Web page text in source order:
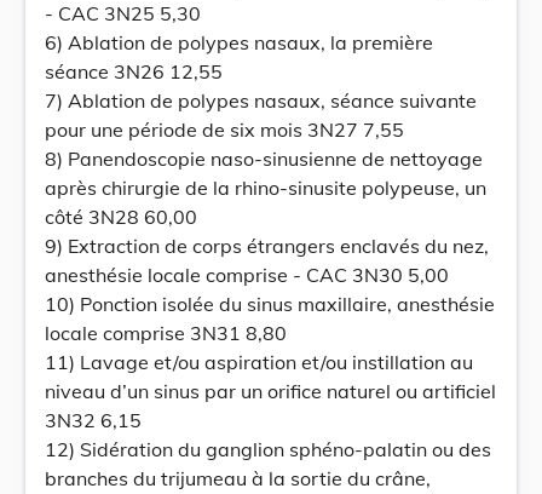
- CAC 3N25 5,30
6) Ablation de polypes nasaux, la première
séance 3N26 12,55
7) Ablation de polypes nasaux, séance suivante
pour une période de six mois 3N27 7,55
8) Panendoscopie naso-sinusienne de nettoyage
après chirurgie de la rhino-sinusite polypeuse, un
côté 3N28 60,00
9) Extraction de corps étrangers enclavés du nez,
anesthésie locale comprise - CAC 3N30 5,00
10) Ponction isolée du sinus maxillaire, anesthésie
locale comprise 3N31 8,80
11) Lavage et/ou aspiration et/ou instillation au
niveau d’un sinus par un orifice naturel ou artificiel
3N32 6,15
12) Sidération du ganglion sphéno-palatin ou des
branches du trijumeau à la sortie du crâne,